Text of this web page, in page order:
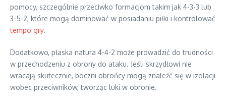
pomocy, szczególnie przeciwko formacjom takim jak 4-3-3 lub
3-5-2, które mogą dominować w posiadaniu piłki i kontrolować
tempo gry.
Dodatkowo, płaska natura 4-4-2 może prowadzić do trudności
w przechodzeniu z obrony do ataku. Jeśli skrzydłowi nie
wracają skutecznie, boczni obrońcy mogą znaleźć się w izolacji
wobec przeciwników, tworząc luki w obronie.